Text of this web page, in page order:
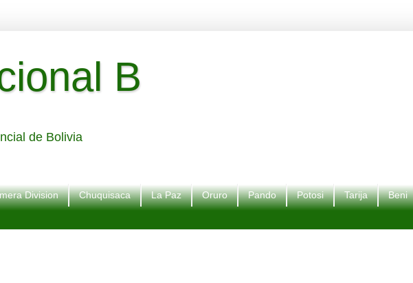
B
de Bolivia
Division Chuquisaca La Paz Oruro Pando Potosi Tarija Beni